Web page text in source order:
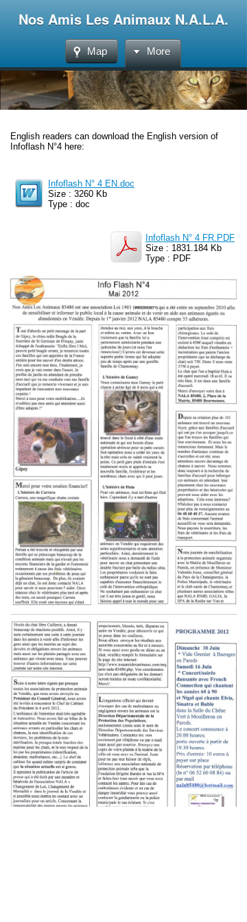
Nos Amis Les Animaux N.A.L.A.
Map More
English readers can download the English version of
Infoflash N°4 here:
Infoflash N° 4 EN.doc
Size : 3260 Kb
Type : doc
Infoflash N° 4 FR.PDF
Size : 1831.184 Kb
Type : PDF